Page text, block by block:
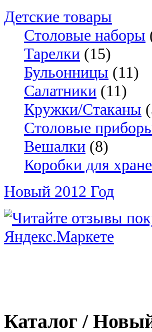
Детские товары
Столовые наборы
Тарелки (15)
Бульонницы (11)
Салатники (11)
Кружки/Стаканы
Столовые
Вешалки (8)
Коробки для
Новый 2012 Год
Каталог /